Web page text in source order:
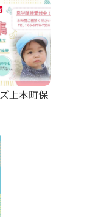
上本町保